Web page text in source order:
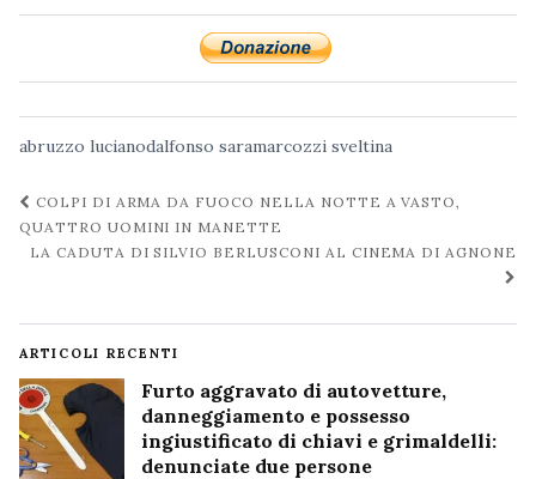
abruzzo lucianodalfonso saramarcozzi sveltina
Navigazione
post
COLPI DI ARMA DA FUOCO NELLA NOTTE A VASTO,
QUATTRO UOMINI IN MANETTE
LA CADUTA DI SILVIO BERLUSCONI AL CINEMA DI AGNONE
ARTICOLI RECENTI
Furto aggravato di autovetture,
danneggiamento e possesso
ingiustificato di chiavi e grimaldelli:
denunciate due persone